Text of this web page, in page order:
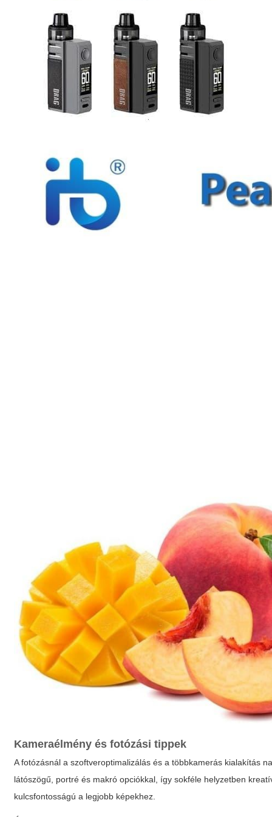
Kameraélmény és fotózási tippek
A fotózásnál a szoftveroptimalizálás és a többkamerás kialakítás
látószögű, portré és makró opciókkal, így sokféle helyzetben
kulcsfontosságú a legjobb képekhez.